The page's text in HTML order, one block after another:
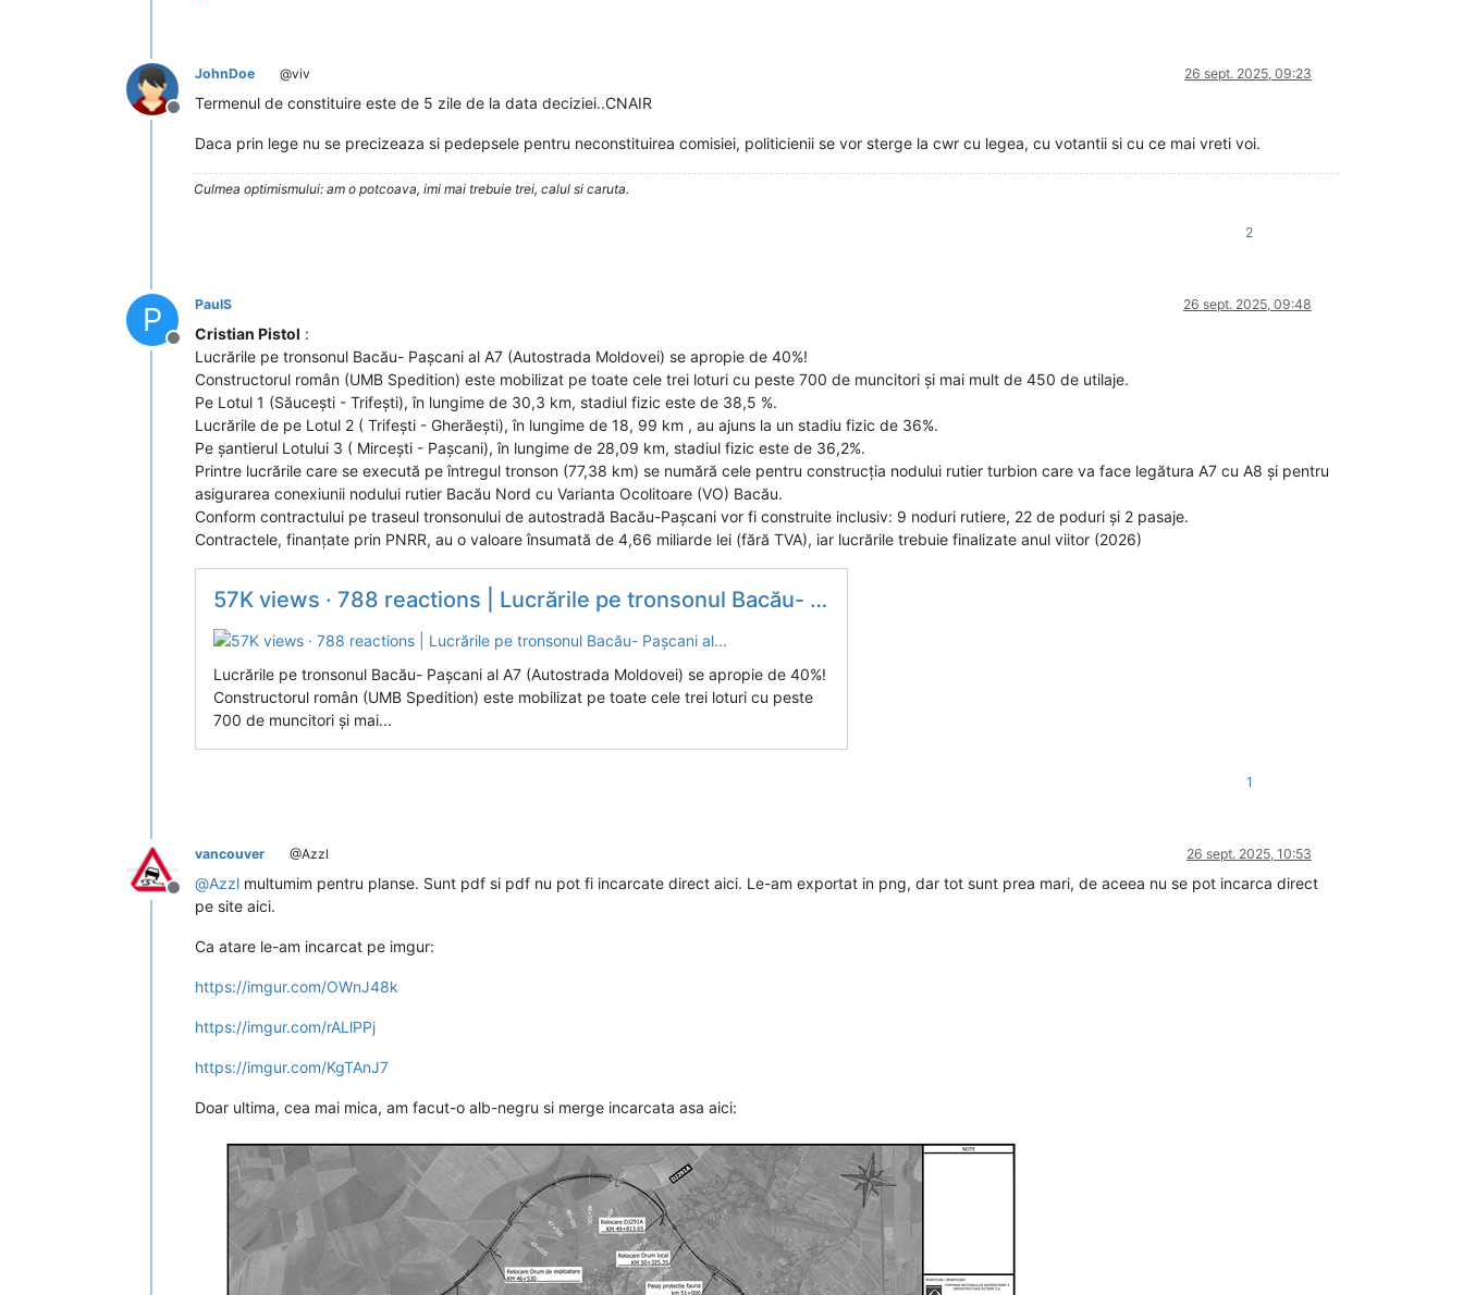
Deconectat
JohnDoe @viv 26 sept. 2025, 09:23
Termenul de constituire este de 5 zile de la data deciziei..CNAIR
Daca prin lege nu se precizeaza si pedepsele pentru neconstituirea comisiei, politicienii se vor sterge la cwr cu legea, cu votantii si cu ce mai vreti voi.
Culmea optimismului: am o potcoava, imi mai trebuie trei, calul si caruta.
2
P
Deconectat
PaulS 26 sept. 2025, 09:48
Cristian Pistol :
Lucrările pe tronsonul Bacău- Pașcani al A7 (Autostrada Moldovei) se apropie de 40%!
Constructorul român (UMB Spedition) este mobilizat pe toate cele trei loturi cu peste 700 de muncitori și mai mult de 450 de utilaje.
Pe Lotul 1 (Săucești - Trifești), în lungime de 30,3 km, stadiul fizic este de 38,5 %.
Lucrările de pe Lotul 2 ( Trifești - Gherăești), în lungime de 18, 99 km , au ajuns la un stadiu fizic de 36%.
Pe șantierul Lotului 3 ( Mircești - Pașcani), în lungime de 28,09 km, stadiul fizic este de 36,2%.
Printre lucrările care se execută pe întregul tronson (77,38 km) se numără cele pentru construcția nodului rutier turbion care va face legătura A7 cu A8 și pentru
asigurarea conexiunii nodului rutier Bacău Nord cu Varianta Ocolitoare (VO) Bacău.
Conform contractului pe traseul tronsonului de autostradă Bacău-Pașcani vor fi construite inclusiv: 9 noduri rutiere, 22 de poduri și 2 pasaje.
Contractele, finanțate prin PNRR, au o valoare însumată de 4,66 miliarde lei (fără TVA), iar lucrările trebuie finalizate anul viitor (2026)
57K views · 788 reactions | Lucrările pe tronsonul Bacău- Pașcani al...
Lucrările pe tronsonul Bacău- Pașcani al A7 (Autostrada Moldovei) se apropie de 40%!
Constructorul român (UMB Spedition) este mobilizat pe toate cele trei loturi cu peste
700 de muncitori și mai...
1
Deconectat
vancouver @Azzl 26 sept. 2025, 10:53
@Azzl multumim pentru planse. Sunt pdf si pdf nu pot fi incarcate direct aici. Le-am exportat in png, dar tot sunt prea mari, de aceea nu se pot incarca direct
pe site aici.
Ca atare le-am incarcat pe imgur:
https://imgur.com/OWnJ48k
https://imgur.com/rALlPPj
https://imgur.com/KgTAnJ7
Doar ultima, cea mai mica, am facut-o alb-negru si merge incarcata asa aici: